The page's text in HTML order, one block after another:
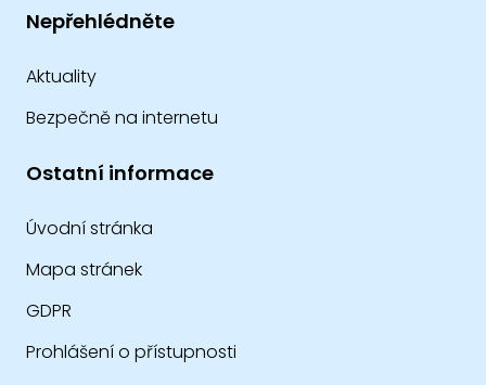
Nepřehlédněte
Aktuality
Bezpečně na internetu
Ostatní informace
Úvodní stránka
Mapa stránek
GDPR
Prohlášení o přístupnosti